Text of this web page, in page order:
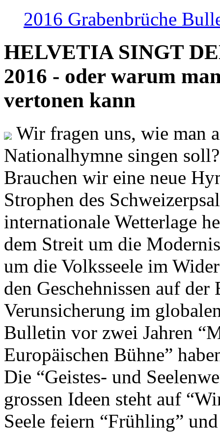
2016 Grabenbrüche
HELVETIA SINGT
2016 - oder warum
vertonen kann
Wir fragen uns, wie man
Nationalhymne singen
Brauchen wir eine neue
Strophen des
internationale Wetterlage
dem Streit um die
um die Volksseele im
den Geschehnissen auf
Verunsicherung im
Bulletin vor zwei Jahren
Europäischen Bühne”
Die “Geistes- und
grossen Ideen steht auf
Seele feiern “Frühling”